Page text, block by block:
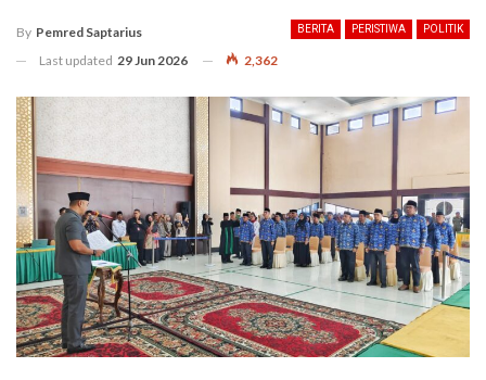
BERITA PERISTIWA POLITIK
By Pemred Saptarius
Last updated 29 Jun 2026 2,362